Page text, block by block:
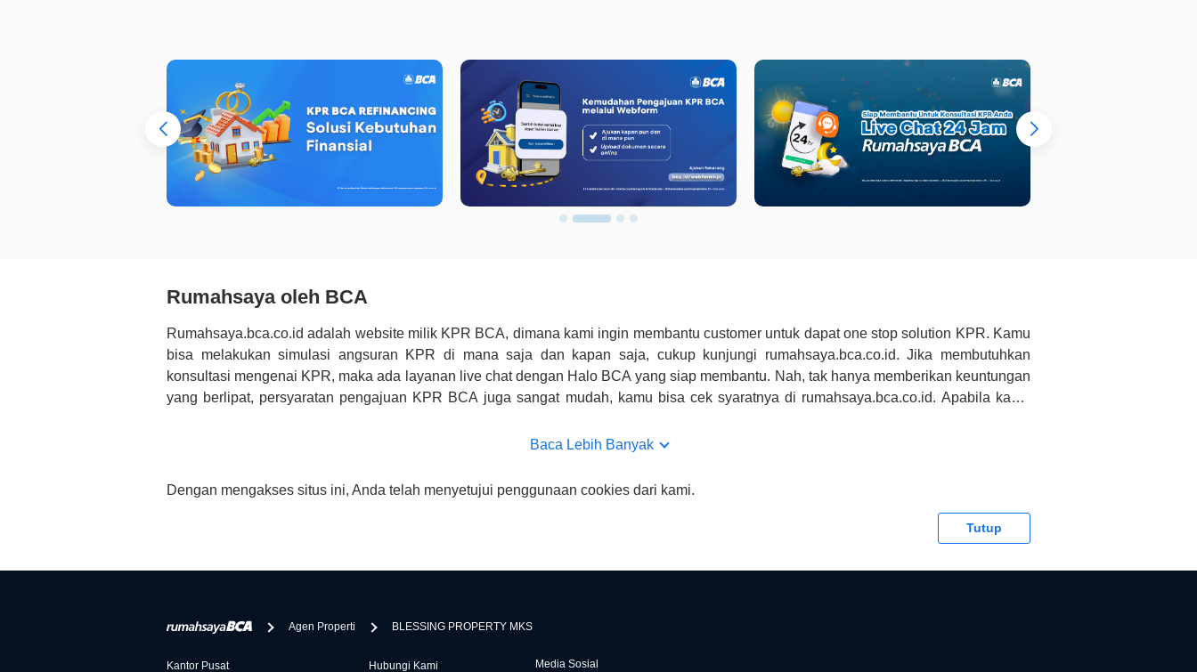
Rumahsaya oleh BCA
Rumahsaya.bca.co.id adalah website milik KPR BCA, dimana kami ingin membantu customer untuk dapat one stop solution KPR. Kamu
bisa melakukan simulasi angsuran KPR di mana saja dan kapan saja, cukup kunjungi rumahsaya.bca.co.id. Jika membutuhkan
konsultasi mengenai KPR, maka ada layanan live chat dengan Halo BCA yang siap membantu. Nah, tak hanya memberikan keuntungan
yang berlipat, persyaratan pengajuan KPR BCA juga sangat mudah, kamu bisa cek syaratnya di rumahsaya.bca.co.id. Apabila kamu
informasi yang rekanan berikan selain yang bisa di verifikasi oleh BCA.
Baca Lebih Banyak
Dengan mengakses situs ini, Anda telah menyetujui penggunaan cookies dari kami.
Tutup
Agen Properti BLESSING PROPERTY MKS
Kantor Pusat Hubungi Kami Media Sosial